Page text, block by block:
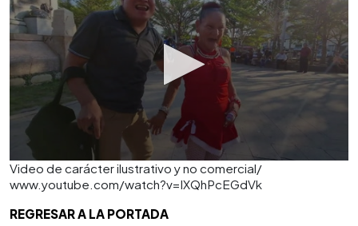
Video de carácter ilustrativo y no comercial/
www.youtube.com/watch?v=IXQhPcEGdVk
REGRESAR A LA PORTADA